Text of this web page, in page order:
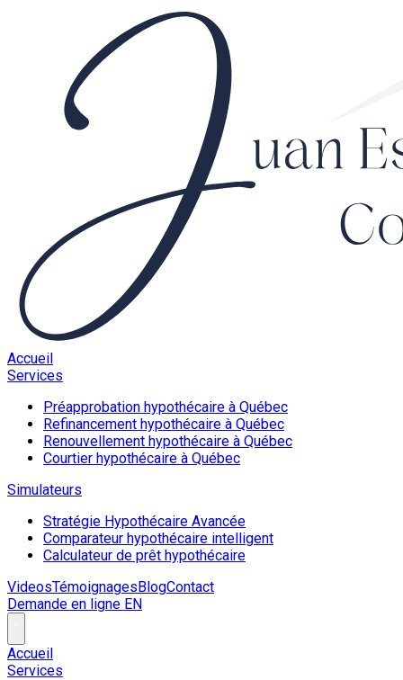
Accueil
Services
Préapprobation hypothécaire à Québec
Refinancement hypothécaire à Québec
Renouvellement hypothécaire à Québec
Courtier hypothécaire à Québec
Simulateurs
Stratégie Hypothécaire Avancée
Comparateur hypothécaire intelligent
Calculateur de prêt hypothécaire
VideosTémoignagesBlogContact
Demande en ligne EN
Accueil
Services